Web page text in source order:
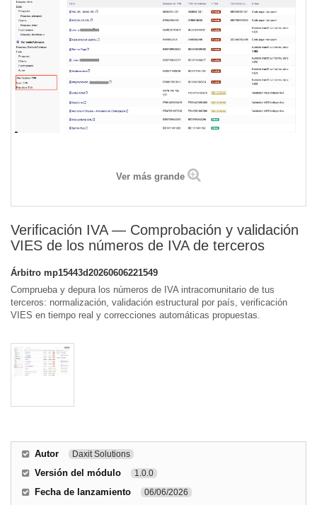
Ver más grande
Verificación IVA — Comprobación y validación
VIES de los números de IVA de terceros
Árbitro mp15443d20260606221549
Comprueba y depura los números de IVA intracomunitario de tus
terceros: normalización, validación estructural por país, verificación
VIES en tiempo real y correcciones automáticas propuestas.
Autor Daxit Solutions
Versión del módulo 1.0.0
Fecha de lanzamiento 06/06/2026